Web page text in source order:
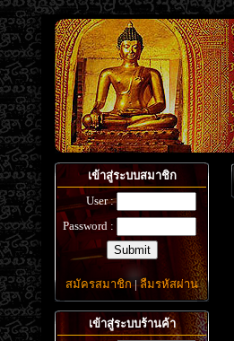
เข้าสู่ระบบสมาชิก
User :
Password :
สมัครสมาชิก|ลืมรหัสผ่าน
เข้าสู่ระบบร้านค้า